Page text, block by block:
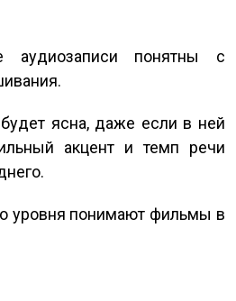
аудиозаписи понятны с
ясна, даже если в ней
акцент и темп речи
уровня понимают фильмы в